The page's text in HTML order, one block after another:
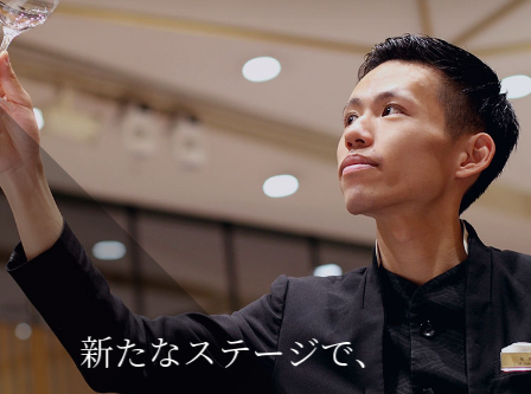
新たなステージで、